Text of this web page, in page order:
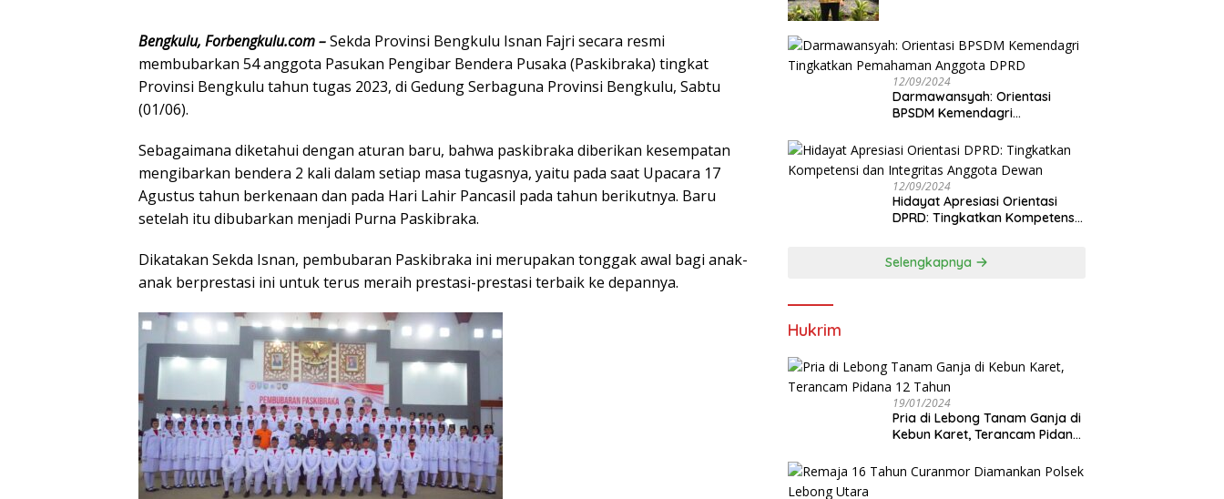
Bengkulu, Forbengkulu.com –Sekda Provinsi Bengkulu Isnan Fajri secara resmi
membubarkan 54 anggota Pasukan Pengibar Bendera Pusaka (Paskibraka) tingkat
Provinsi Bengkulu tahun tugas 2023, di Gedung Serbaguna Provinsi Bengkulu, Sabtu
(01/06).
Sebagaimana diketahui dengan aturan baru, bahwa paskibraka diberikan kesempatan
mengibarkan bendera 2 kali dalam setiap masa tugasnya, yaitu pada saat Upacara 17
Agustus tahun berkenaan dan pada Hari Lahir Pancasil pada tahun berikutnya. Baru
setelah itu dibubarkan menjadi Purna Paskibraka.
Dikatakan Sekda Isnan, pembubaran Paskibraka ini merupakan tonggak awal bagi anak-
anak berprestasi ini untuk terus meraih prestasi-prestasi terbaik ke depannya.
12/09/2024
Darmawansyah: Orientasi
BPSDM Kemendagri
Anggota DPRD
12/09/2024
Hidayat Apresiasi Orientasi
DPRD: Tingkatkan Kompetensi
Selengkapnya
Hukrim
19/01/2024
Pria di Lebong Tanam Ganja di
Kebun Karet, Terancam Pidana